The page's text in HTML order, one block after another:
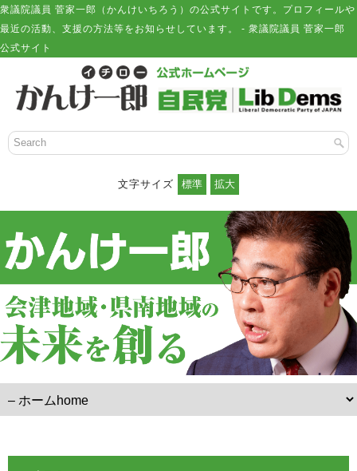
衆議院議員 菅家一郎（かんけいちろう）の公式サイトです。プロフィールや
最近の活動、支援の方法等をお知らせしています。 - 衆議院議員 菅家一郎
公式サイト
文字サイズ